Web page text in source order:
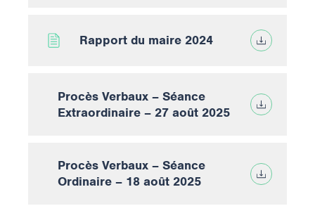
Rapport du maire 2024
Procès Verbaux – Séance
Extraordinaire – 27 août 2025
Procès Verbaux – Séance
Ordinaire – 18 août 2025